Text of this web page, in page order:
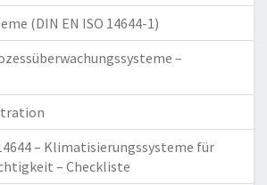
(DIN EN ISO 14644-1)
–
– Klimatisierungssysteme für
– Checkliste